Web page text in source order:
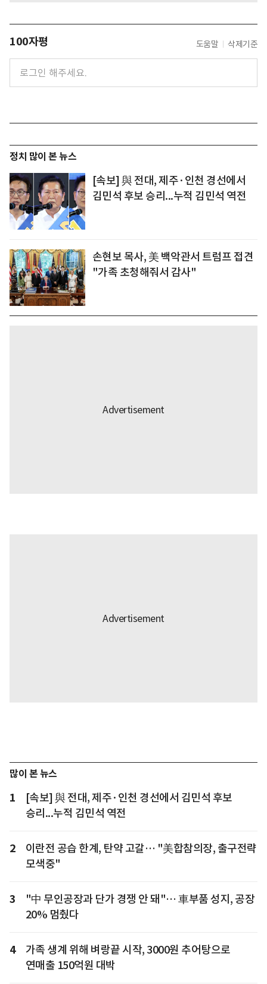
100자평 도움말 삭제기준
정치 많이 본 뉴스
[속보] 與 전대, 제주·인천 경선에서
김민석 후보 승리...누적 김민석 역전
손현보 목사, 美 백악관서 트럼프 접견
"가족 초청해줘서 감사"
많이 본 뉴스
1
[속보] 與 전대, 제주·인천 경선에서 김민석 후보
승리...누적 김민석 역전
2
이란전 공습 한계, 탄약 고갈… "美합참의장, 출구전략
모색중"
3
"中 무인공장과 단가 경쟁 안 돼"… 車부품 성지, 공장
20% 멈췄다
4
가족 생계 위해 벼랑끝 시작, 3000원 추어탕으로
연매출 150억원 대박